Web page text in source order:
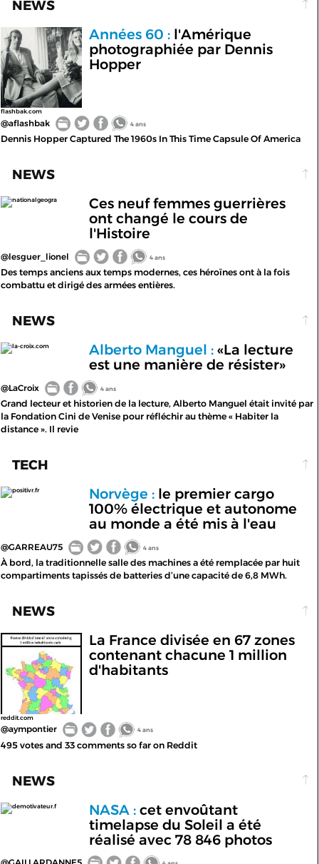
NEWS
flashbak.com
Années 60 :l'Amérique
photographiée par Dennis
Hopper
@aflashbak 4 ans
Dennis Hopper Captured The 1960s In This Time Capsule Of America
NEWS
nationalgeogra
Ces neuf femmes guerrières
ont changé le cours de
l'Histoire
@lesguer_lionel 4 ans
Des temps anciens aux temps modernes, ces héroïnes ont à la fois
combattu et dirigé des armées entières.
NEWS
la-croix.com Alberto Manguel :«La lecture
est une manière de résister»
@LaCroix 4 ans
Grand lecteur et historien de la lecture, Alberto Manguel était invité par
la Fondation Cini de Venise pour réfléchir au thème « Habiter la
distance ». Il revie
TECH
positivr.fr Norvège :le premier cargo
100% électrique et autonome
au monde a été mis à l'eau
@GARREAU75 4 ans
À bord, la traditionnelle salle des machines a été remplacée par huit
compartiments tapissés de batteries d’une capacité de 6,8 MWh.
NEWS
reddit.com
La France divisée en 67 zones
contenant chacune 1 million
d'habitants
@aympontier 4 ans
495 votes and 33 comments so far on Reddit
NEWS
demotivateur.f NASA :cet envoûtant
timelapse du Soleil a été
réalisé avec 78 846 photos